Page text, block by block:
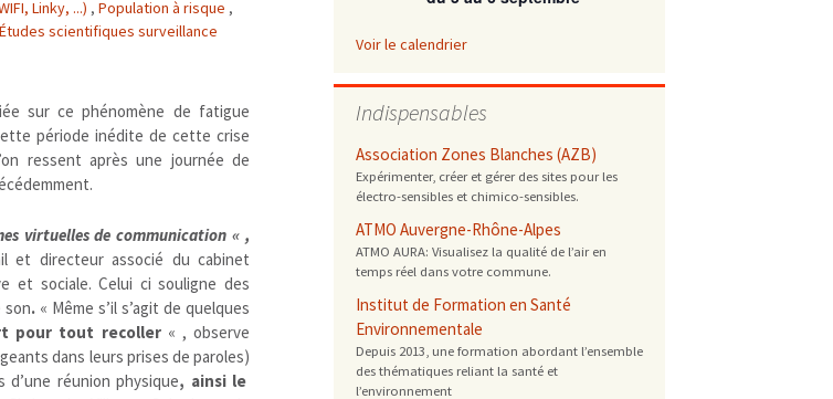
emballages
modes de conservation et de cuisson
positionnement citoyen / ONG
cancérigène / mutagène / reprotoxique
PFAS
traitements
internationale
nationale
mers et océans
superficielles et souterraines
fossiles
renouvelables / transition énergétique
épidémiologique
rapport économique
surveillance sanitaire
Linky, ...) , Population à risque ,
Études scientifiques surveillance
sur ce phénomène de fatigue
période inédite de cette crise
ressent après une journée de
virtuelles de communication « ,
et directeur associé du cabinet
et sociale. Celui ci souligne des
son. « Même s’il s’agit de quelques
pour tout recoller« , observe
dans leurs prises de paroles)
d’une réunion physique, ainsi le
Voir le calendrier
Indispensables
Association Zones Blanches (AZB)
Expérimenter, créer et gérer des sites pour les
électro-sensibles et chimico-sensibles.
ATMO Auvergne-Rhône-Alpes
ATMO AURA: Visualisez la qualité de l’air en
temps réel dans votre commune.
Institut de Formation en Santé
Environnementale
Depuis 2013, une formation abordant l’ensemble
des thématiques reliant la santé et
l’environnement